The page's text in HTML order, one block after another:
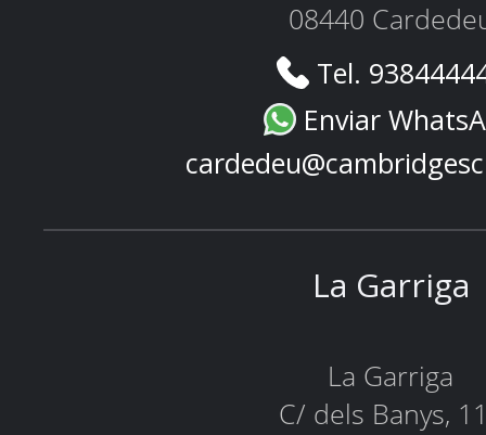
08440
Tel.
Enviar
La Garriga
La Garriga
C/ dels Banys,